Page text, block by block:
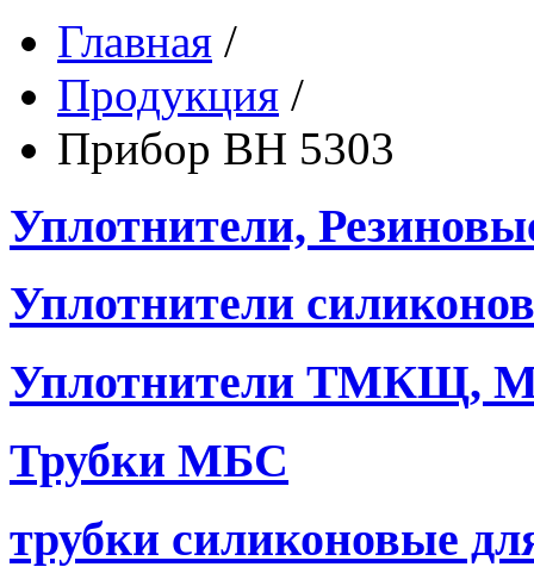
Главная /
Продукция /
Прибор ВН 5303
Уплотнители,
Уплотнители
Уплотнители ТМКЩ,
Трубки МБС
трубки силиконовые